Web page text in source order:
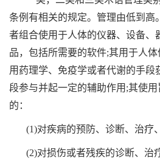
条例有相关的规定。管理由低到高
者组合使用于人体的仪器、设备、
品，包括所需要的软件;其用于人
用药理学、免疫学或者代谢的手段
段参与并起一定的辅助作用;其使
的：
(1)对疾病的预防、诊断、治疗
(2)对损伤或者残疾的诊断、治